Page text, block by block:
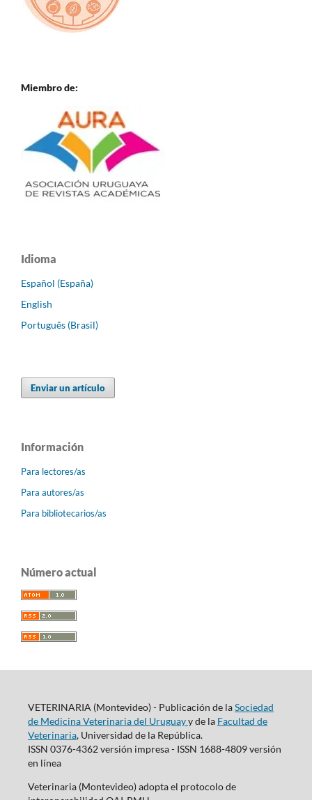
Miembro de:
Idioma
Español (España)
English
Português (Brasil)
Enviar un artículo
Información
Para lectores/as
Para autores/as
Para bibliotecarios/as
Número actual
VETERINARIA (Montevideo) - Publicación de laSociedad
de Medicina Veterinaria del Uruguayy de la Facultad de
Veterinaria, Universidad de la República.
ISSN 0376-4362 versión impresa - ISSN 1688-4809 versión
en línea
Veterinaria (Montevideo) adopta el protocolo de